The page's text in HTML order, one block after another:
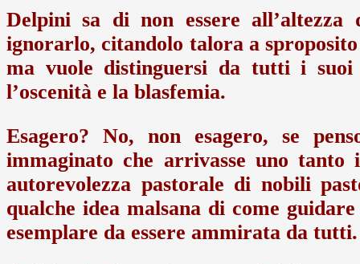
Delpini sa di non essere
ignorarlo, citandolo talora a
ma vuole distinguersi da tutti i suoi
l’oscenità e la blasfemia.
Esagero? No, non esagero, se
immaginato che arrivasse uno tanto
autorevolezza pastorale di nobili
qualche idea malsana di come
esemplare da essere ammirata da tutti.